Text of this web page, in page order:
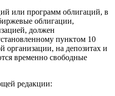
или программ облигаций, в
облигации,
должен
пунктом 10
организации, на депозитах и
временно свободные
редакции: